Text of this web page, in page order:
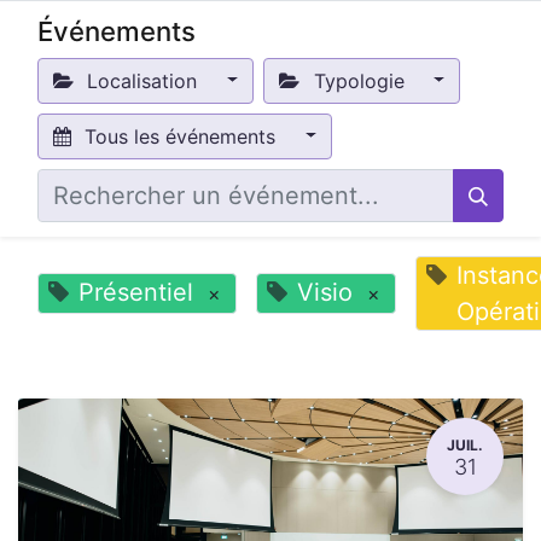
Événements
Localisation Typologie
Tous les événements
Présentiel × Visio ×
JUIL.
31